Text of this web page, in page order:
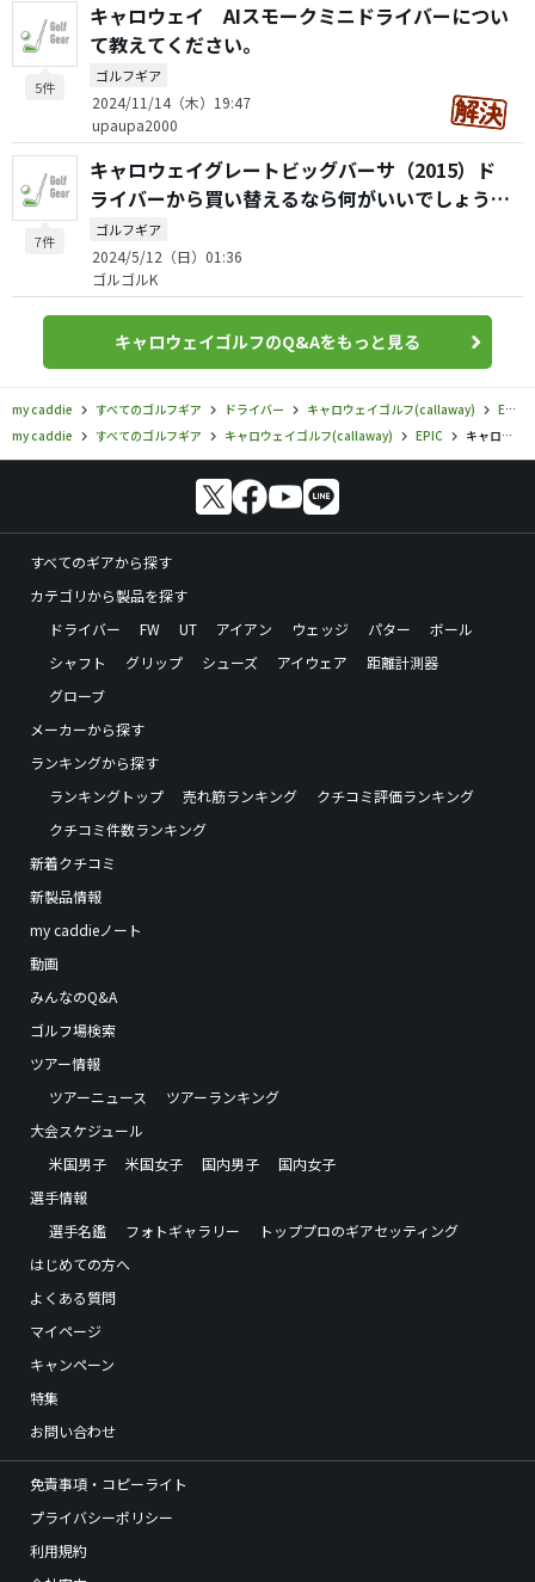
5件
キャロウェイ AIスモークミニドライバーについ
て教えてください。
ゴルフギア
2024/11/14（木）19:47
upaupa2000
7件
キャロウェイグレートビッグバーサ（2015）ド
ライバーから買い替えるなら何がいいでしょう
か？
ゴルフギア
2024/5/12（日）01:36
ゴルゴルK
キャロウェイゴルフのQ&Aをもっと見る
my caddie すべてのゴルフギア ドライバー キャロウェイゴルフ(callaway)
EPIC
my caddie
すべてのゴルフギア キャロウェイゴルフ(callaway) EPIC キャロウェイゴルフ／EPIC／EPIC SPEED トリプルダイアモンド LS ドライバーの口コミ評価
すべてのギアから探す
カテゴリから製品を探す
ドライバー
FW UT アイアン ウェッジ パター
ボール
シャフト
グリップ シューズ アイウェア
距離計測器
グローブ
メーカーから探す
ランキングから探す
ランキングトップ
売れ筋ランキング
クチコミ評価ランキング
クチコミ件数ランキング
新着クチコミ
新製品情報
my caddieノート
動画
みんなのQ&A
ゴルフ場検索
ツアー情報
ツアーニュース
ツアーランキング
大会スケジュール
米国男子
米国女子 国内男子
国内女子
選手情報
選手名鑑
フォトギャラリー
トッププロのギアセッティング
はじめての方へ
よくある質問
マイページ
キャンペーン
特集
お問い合わせ
免責事項・コピーライト
プライバシーポリシー
利用規約